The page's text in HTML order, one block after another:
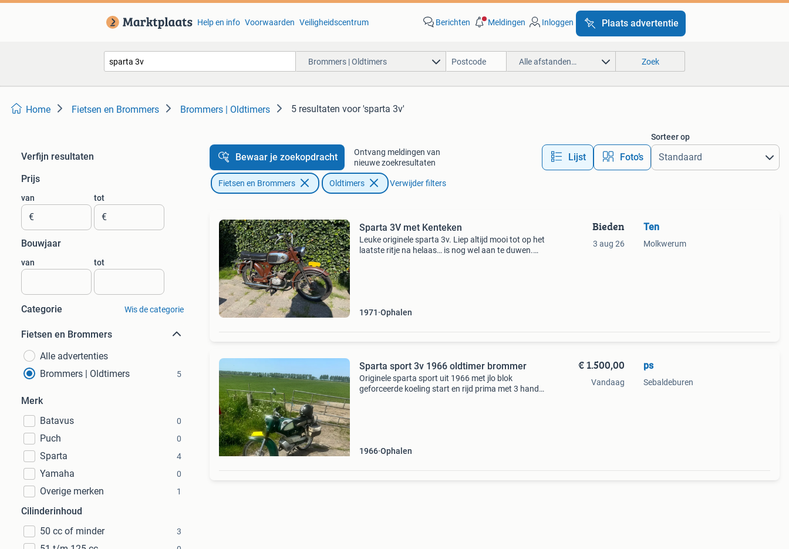
Help en info Voorwaarden Veiligheidscentrum Berichten Meldingen Inloggen Plaats advertentie
Brommers | Oldtimers Alle afstanden… Zoek
Home Fietsen en Brommers Brommers | Oldtimers 5 resultaten voor 'sparta 3v'
Verfijn resultaten
Prijs
van
€
tot
€
Bouwjaar
van tot
Categorie Wis de categorie
Fietsen en Brommers
Alle advertenties
Brommers | Oldtimers
5
Merk
Batavus
0
Puch 0
Sparta 4
Yamaha 0
Overige merken 1
Cilinderinhoud
50 cc of minder
3
Bewaar je zoekopdracht
Ontvang meldingen van
nieuwe zoekresultaten
Lijst Foto’s
Sorteer op
Fietsen en Brommers Oldtimers Verwijder filters
Sparta 3V met Kenteken
Leuke originele sparta 3v. Liep altijd mooi tot op het
laatste ritje na helaas… is nog wel aan te duwen.
1971 Ophalen
Bieden
3 aug 26
Ten
Molkwerum
Sparta sport 3v 1966 oldtimer brommer
Originele sparta sport uit 1966 met jlo blok
geforceerde koeling start en rijd prima met 3 hand
1966 Ophalen
€ 1.500,00
Vandaag
ps
Sebaldeburen